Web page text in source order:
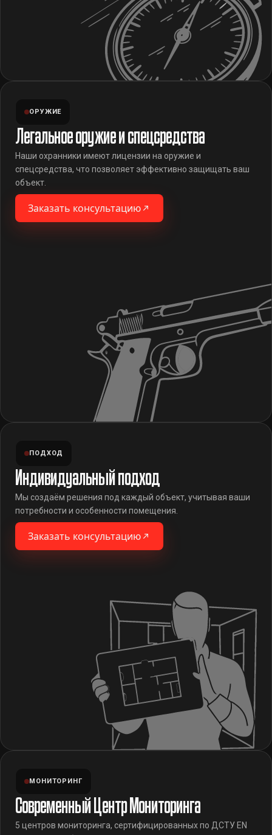
ОРУЖИЕ
Легальное оружие и спецсредства
Наши охранники имеют лицензии на оружие и
спецсредства, что позволяет эффективно защищать ваш
объект.
Заказать консультацию
ПОДХОД
Индивидуальный подход
Мы создаём решения под каждый объект, учитывая ваши
потребности и особенности помещения.
Заказать консультацию
МОНИТОРИНГ
Современный Центр Мониторинга
5 центров мониторинга, сертифицированных по ДСТУ EN